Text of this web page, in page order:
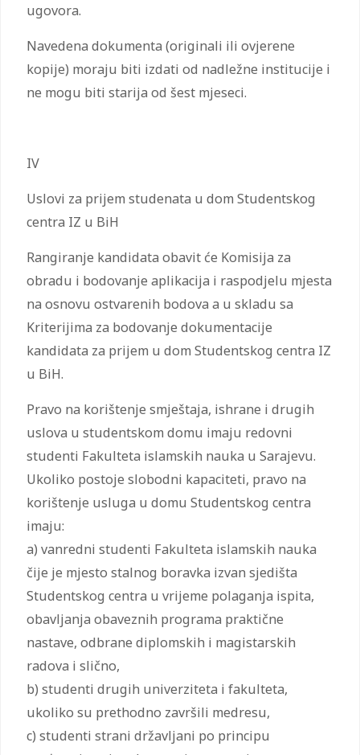
ugovora.
Navedena dokumenta (originali ili ovjerene
kopije) moraju biti izdati od nadležne institucije i
ne mogu biti starija od šest mjeseci.
IV
Uslovi za prijem studenata u dom Studentskog
centra IZ u BiH
Rangiranje kandidata obavit će Komisija za
obradu i bodovanje aplikacija i raspodjelu mjesta
na osnovu ostvarenih bodova a u skladu sa
Kriterijima za bodovanje dokumentacije
kandidata za prijem u dom Studentskog centra IZ
u BiH.
Pravo na korištenje smještaja, ishrane i drugih
uslova u studentskom domu imaju redovni
studenti Fakulteta islamskih nauka u Sarajevu.
Ukoliko postoje slobodni kapaciteti, pravo na
korištenje usluga u domu Studentskog centra
imaju:
a) vanredni studenti Fakulteta islamskih nauka
čije je mjesto stalnog boravka izvan sjedišta
Studentskog centra u vrijeme polaganja ispita,
obavljanja obaveznih programa praktične
nastave, odbrane diplomskih i magistarskih
radova i slično,
b) studenti drugih univerziteta i fakulteta,
ukoliko su prethodno završili medresu,
c) studenti strani državljani po principu